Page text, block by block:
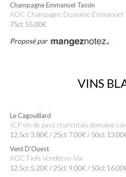
Champagne Emmanuel Tassin
AOC Champagne Domaine Emmanuel
75cl: 55.00€
Proposé par
VINS
Le Cagouillard
ICP vin de pays charentais domaine
12.5cl: 3.80€ / 25cl: 7.00€ / 50cl:
Vent D'Ouest
AOC Fiefs Vendéens-Vix
12.5cl: 5.20€ / 25cl: 9.00€ / 50cl: